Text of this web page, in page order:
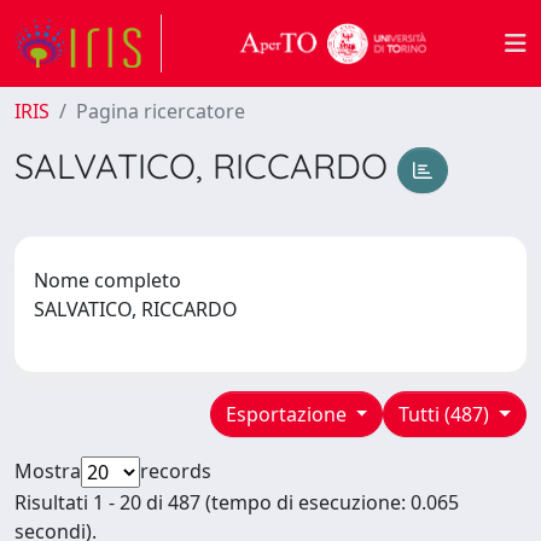
IRIS Pagina ricercatore
SALVATICO, RICCARDO
Nome completo
SALVATICO, RICCARDO
Tutti (487)
Esportazione
Mostra
records
Risultati 1 - 20 di 487 (tempo di esecuzione: 0.065
secondi).